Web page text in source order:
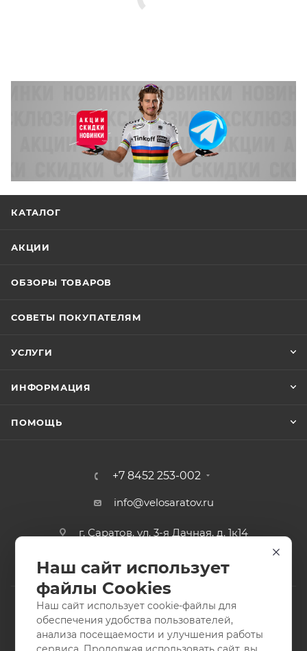
КАТАЛОГ
АКЦИИ
ОБЗОРЫ ТОВАРОВ
СОВЕТЫ ПОКУПАТЕЛЯМ
УСЛУГИ
ИНФОРМАЦИЯ
ПОМОЩЬ
+7 8452 253-002
info@velosaratov.ru
г. Саратов, ул. 3-я Дачная, д. 1к14
2011-2026 © интернет-магазин спортивных товаров
Наш сайт использует
файлы Cookies
Наш сайт использует cookie-файлы для
обеспечения удобства пользователей,
анализа посещаемости и улучшения работы